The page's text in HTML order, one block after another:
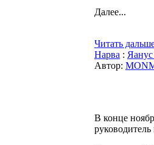
Далее...
Читать
Нарва :
Автор:
В конце